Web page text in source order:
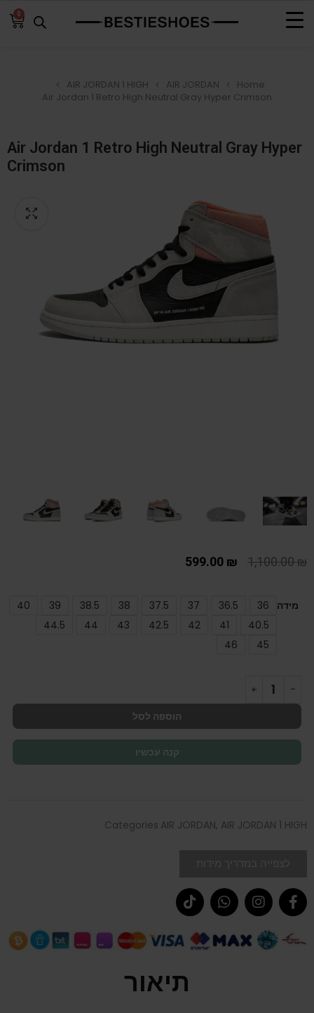
0
Home
AIR JORDAN
AIR JORDAN 1 HIGH
Air Jordan 1 Retro High Neutral Gray Hyper Crimson
Air Jordan 1 Retro High Neutral Gray Hyper
Crimson
1,100.00₪
599.00 ₪
מידה 36
36.5
37
37.5
38
38.5
39
40
40.5
41
42
42.5
43
44
44.5
45
46
הוספה לסל
קנה עכשיו
Categories AIR JORDAN, AIR JORDAN 1 HIGH
תיאור